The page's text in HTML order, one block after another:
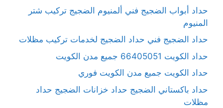
حداد أبواب الضجيج فني ألمنيوم الضجيج تركيب شتر
المنيوم
حداد الضجيج فني حداد الضجيج لخدمات تركيب مظلات
حداد الكويت 66405051 جميع مدن الكويت
حداد الكويت جميع مدن الكويت فوري
حداد باكستاني الضجيج حداد خزانات الضجيج حداد
مظلات